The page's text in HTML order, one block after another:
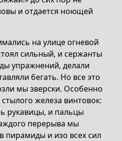
и отдается ноющей
на улице огневой
сильный, и сержанты
упражнений, делали
бегать. Но все это
мы зверски. Особенно
железа винтовок:
рукавицы, и пальцы
перерыва мы
пирамиды и изо всех сил